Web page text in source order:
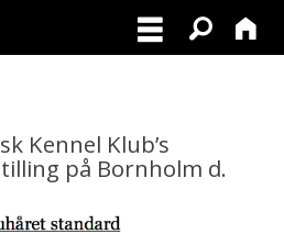
I VILDTSPOR 2026
Kennel Klub’s
på Bornholm d.